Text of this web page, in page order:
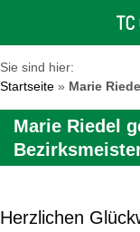
Sie sind hier:
Startseite » Marie
Marie Riedel
Herzlichen